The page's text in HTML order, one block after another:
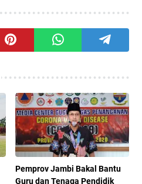
Pemprov Jambi Bakal Bantu
Guru dan Tenaga Pendidik